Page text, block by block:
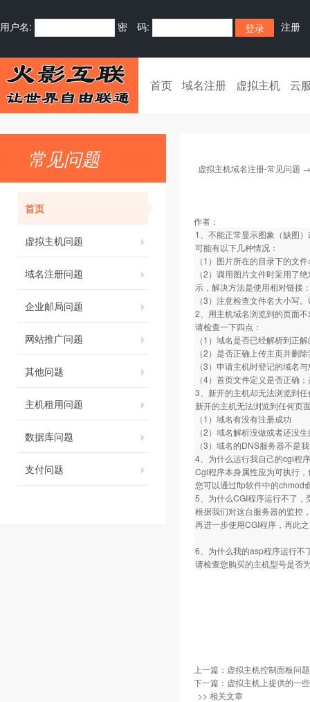
用户名: 密 码: 注册
首页 域名注册 虚拟主机 云
常见问题
首页
虚拟主机问题
域名注册问题
企业邮局问题
网站推广问题
其他问题
主机租用问题
数据库问题
支付问题
虚拟主机域名注册-常见问题
作者：
1、不能正常显示图象（缺图
可能有以下几种情况：
（1）图片所在的目录下的文
（2）调用图片文件时采用了
示，解决方法是使用相对链接
（3）注意检查文件名大小写
2、用主机域名浏览到的页面
请检查一下四点：
（1）域名是否已经解析到正
（2）是否正确上传主页并删
（3）申请主机时登记的域名
（4）首页文件定义是否正确
3、新开的主机却无法浏览到
新开的主机无法浏览到任何页
（1）域名有没有注册成功
（2）域名解析没做或者还没
（3）域名的DNS服务器不是
4、为什么运行我自己的cgi程
Cgi程序本身属性应为可执行
您可以通过ftp软件中的chmod
5、为什么CGI程序运行不了，
根据我们对这台服务器的监控
再进一步使用CGI程序，再此
6、为什么我的asp程序运行不
请检查您购买的主机型号是否
上一篇： 虚拟主机控制面板问题
下一篇： 虚拟主机上提供的一
>> 相关文章